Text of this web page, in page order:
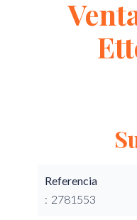
Referencia
2781553